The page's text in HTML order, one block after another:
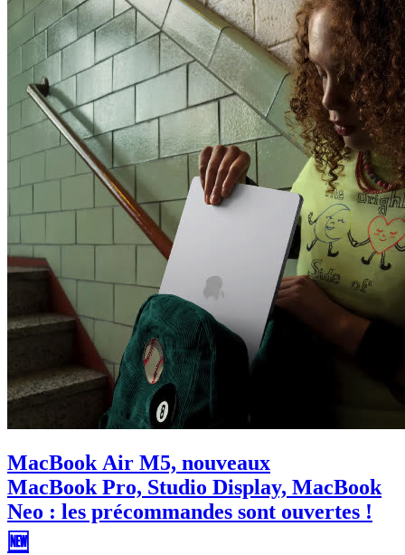
MacBook Air M5, nouveaux
MacBook Pro, Studio Display, MacBook
Neo : les précommandes sont ouvertes !
🆕